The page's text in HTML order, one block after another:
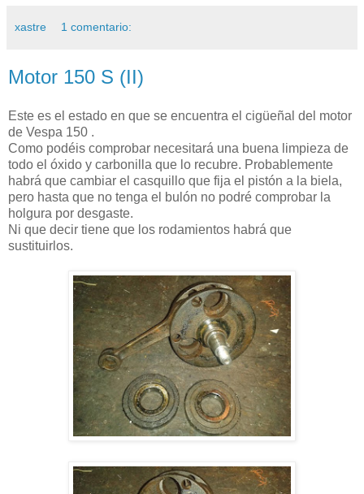
xastre 1 comentario:
Motor 150 S (II)
Este es el estado en que se encuentra el cigüeñal del motor
de Vespa 150 .
Como podéis comprobar necesitará una buena limpieza de
todo el óxido y carbonilla que lo recubre. Probablemente
habrá que cambiar el casquillo que fija el pistón a la biela,
pero hasta que no tenga el bulón no podré comprobar la
holgura por desgaste.
Ni que decir tiene que los rodamientos habrá que
sustituirlos.